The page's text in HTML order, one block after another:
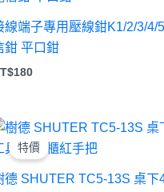
線端子專用壓線鉗K1/2/3/4/
鉗 平口鉗
180
特價
德 SHUTER TC5-13S 桌下
原
價
NT$9,890。
目
價
NT$9,555。